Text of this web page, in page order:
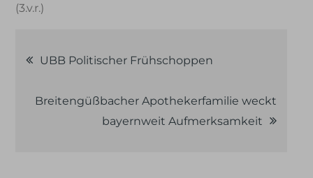
(3.v.r.)
Beitragsnavigation
UBB Politischer Frühschoppen
Breitengüßbacher Apothekerfamilie weckt
bayernweit Aufmerksamkeit